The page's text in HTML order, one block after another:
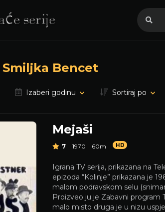
Smiljka Bencet
Izaberi godinu Sortiraj po
Mejaši
7 1970 60m HD
Igrana TV serija, prikazana na
epizoda “Kolinje” prikazana je
malom podravskom selu
Proizveo ju je Zabavni program
malo misto druga je u nizu